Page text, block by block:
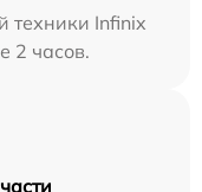
техники Infinix
2 часов.